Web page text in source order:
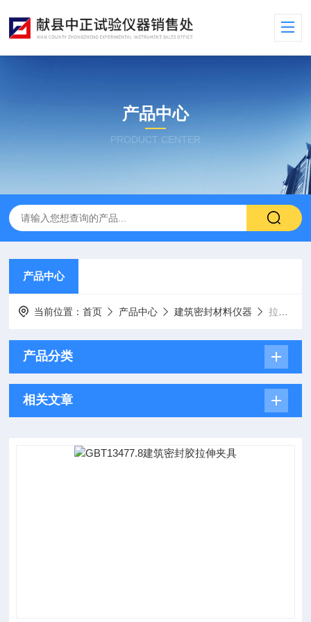
产品中心
PRODUCT CENTER
产品中心
当前位置：首页 产品中心 建筑密封材料仪器 拉伸夹具
产品分类
相关文章